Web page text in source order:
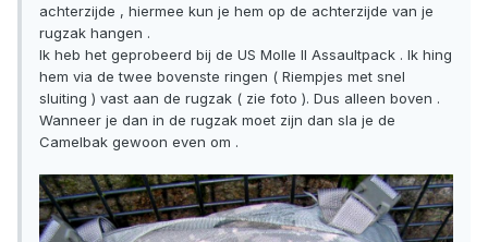
achterzijde , hiermee kun je hem op de achterzijde van je
rugzak hangen .
Ik heb het geprobeerd bij de US Molle II Assaultpack . Ik hing
hem via de twee bovenste ringen ( Riempjes met snel
sluiting ) vast aan de rugzak ( zie foto ). Dus alleen boven .
Wanneer je dan in de rugzak moet zijn dan sla je de
Camelbak gewoon even om .